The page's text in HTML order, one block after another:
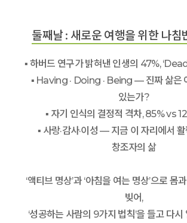
둘째날 : 새로운 여행을 위한 나침
▪ 하버드 연구가 밝혀낸 인생의 47%,
▪ Having · Doing · Being — 진짜 삶은
있는가?
▪ 자기 인식의 결정적 격차, 85% vs
▪ 사랑·감사·이성 — 지금 이 자리에서
창조자의 삶
‘액티브 명상’과 ‘아침을 여는 명상’으로 몸
빚어,
‘성공하는 사람의 9가지 법칙’을 들고 다시